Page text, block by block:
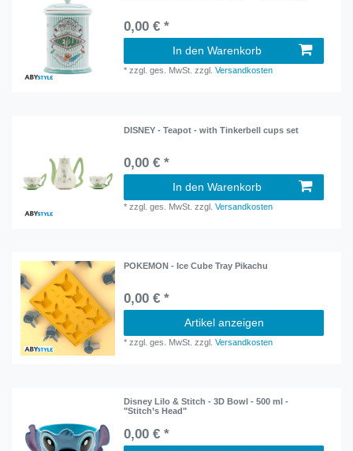
0,00 € *
In den Warenkorb
*zzgl. ges. MwSt. zzgl.Versandkosten
DISNEY - Teapot - with Tinkerbell cups set
0,00 € *
In den Warenkorb
*zzgl. ges. MwSt. zzgl.Versandkosten
POKEMON - Ice Cube Tray Pikachu
0,00 € *
Artikel anzeigen
*zzgl. ges. MwSt. zzgl.Versandkosten
Disney Lilo & Stitch - 3D Bowl - 500 ml -
"Stitch’s Head"
0,00 € *